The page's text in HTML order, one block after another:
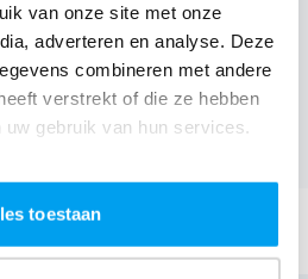
van onze site met onze
adverteren en analyse. Deze
combineren met andere
verstrekt of die ze hebben
gebruik van hun services.
toestaan
de prijs berekenen voor
boeken of een vrijblijvende
beste DJ uit Appelscha en
directonze prijzen voor jouw